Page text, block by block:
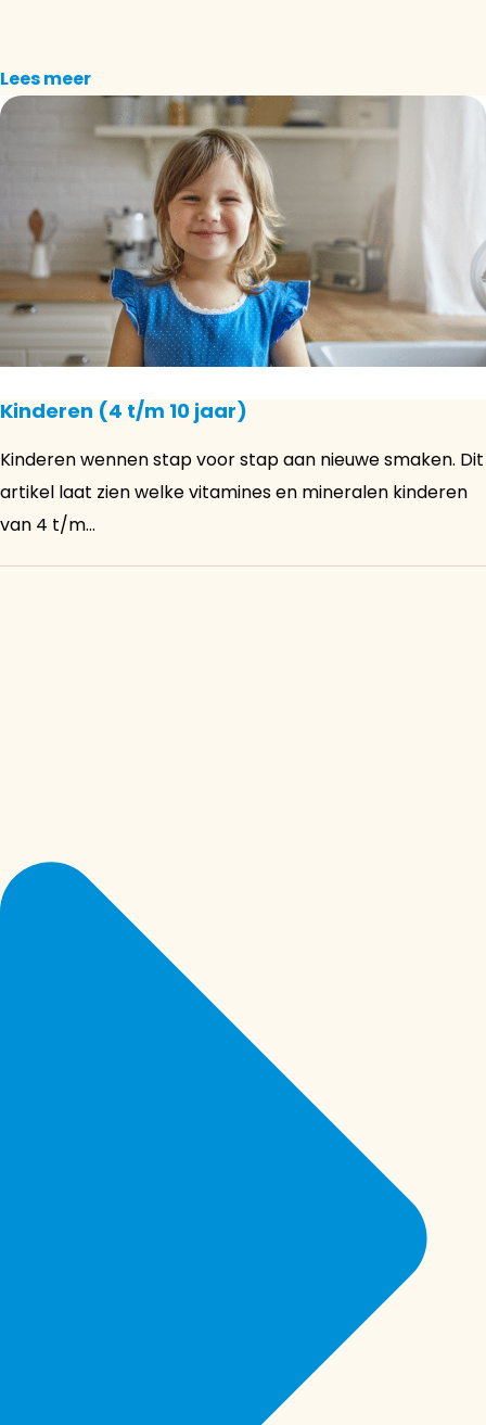
Lees meer
Kinderen (4 t/m 10 jaar)
Kinderen wennen stap voor stap aan nieuwe smaken. Dit
artikel laat zien welke vitamines en mineralen kinderen
van 4 t/m...